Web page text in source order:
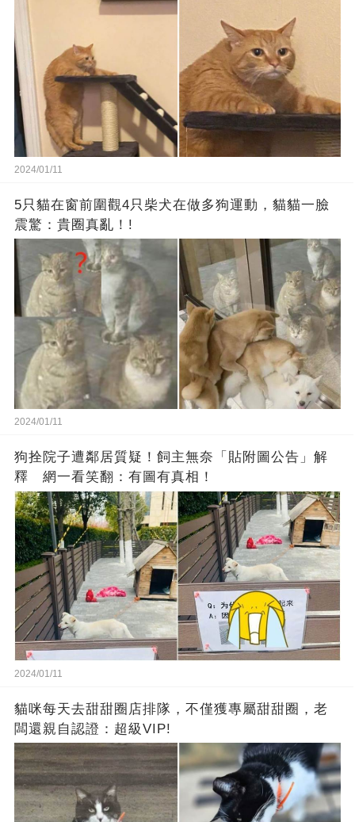
2024/01/11
5只貓在窗前圍觀4只柴犬在做多狗運動，貓貓一臉
震驚：貴圈真亂！!
2024/01/11
狗拴院子遭鄰居質疑！飼主無奈「貼附圖公告」解
釋 網一看笑翻：有圖有真相！
2024/01/11
貓咪每天去甜甜圈店排隊，不僅獲專屬甜甜圈，老
闆還親自認證：超級VIP!